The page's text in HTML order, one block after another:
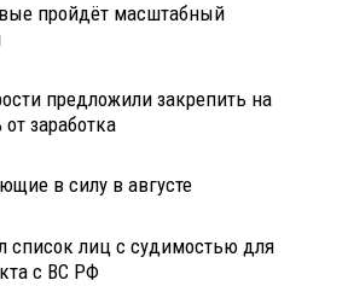
пройдёт масштабный
предложили закрепить на
заработка
в силу в августе
список лиц с судимостью для
с ВС РФ